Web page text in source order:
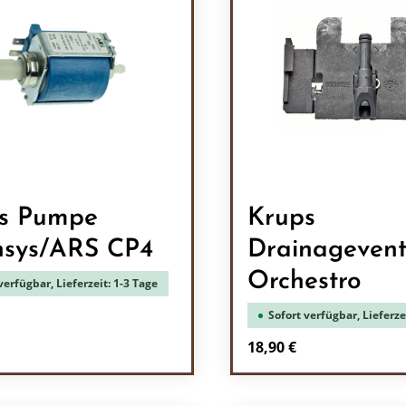
Pumpe
ARS CP4
Lieferzeit: 1-3 Tage
Preis:
Krups
Orchestro
Sofort verfügbar,
Regulärer Preis:
18,90 €